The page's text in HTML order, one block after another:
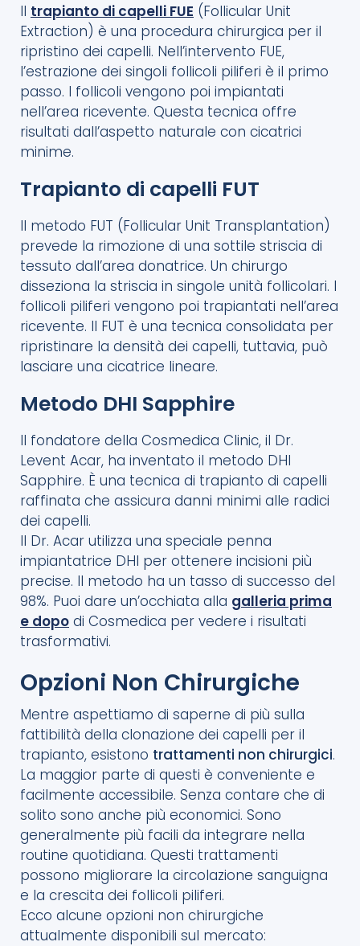
Il trapianto di capelli FUE (Follicular Unit
Extraction) è una procedura chirurgica per il
ripristino dei capelli. Nell’intervento FUE,
l’estrazione dei singoli follicoli piliferi è il primo
passo. I follicoli vengono poi impiantati
nell’area ricevente. Questa tecnica offre
risultati dall’aspetto naturale con cicatrici
minime.
Trapianto di capelli FUT
Il metodo FUT (Follicular Unit Transplantation)
prevede la rimozione di una sottile striscia di
tessuto dall’area donatrice. Un chirurgo
disseziona la striscia in singole unità follicolari. I
follicoli piliferi vengono poi trapiantati nell’area
ricevente. Il FUT è una tecnica consolidata per
ripristinare la densità dei capelli, tuttavia, può
lasciare una cicatrice lineare.
Metodo DHI Sapphire
Il fondatore della Cosmedica Clinic, il Dr.
Levent Acar, ha inventato il metodo DHI
Sapphire. È una tecnica di trapianto di capelli
raffinata che assicura danni minimi alle radici
dei capelli.
Il Dr. Acar utilizza una speciale penna
impiantatrice DHI per ottenere incisioni più
precise. Il metodo ha un tasso di successo del
98%. Puoi dare un’occhiata alla galleria prima
e dopo di Cosmedica per vedere i risultati
trasformativi.
Opzioni Non Chirurgiche
Mentre aspettiamo di saperne di più sulla
fattibilità della clonazione dei capelli per il
trapianto, esistono trattamenti non chirurgici.
La maggior parte di questi è conveniente e
facilmente accessibile. Senza contare che di
solito sono anche più economici. Sono
generalmente più facili da integrare nella
routine quotidiana. Questi trattamenti
possono migliorare la circolazione sanguigna
e la crescita dei follicoli piliferi.
Ecco alcune opzioni non chirurgiche
attualmente disponibili sul mercato: